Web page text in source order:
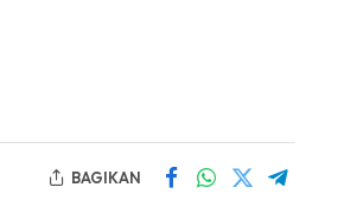
BAGIKAN